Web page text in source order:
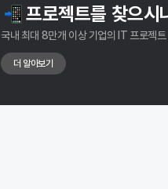
프로젝트를 찾으시
국내 최대 8만개 이상 기업의 IT 프로젝트
더 알아보기